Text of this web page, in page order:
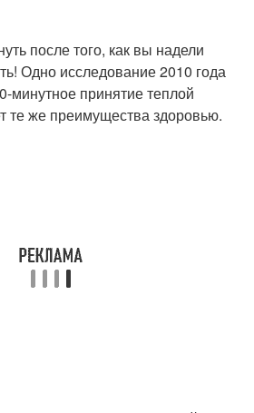
после того, как вы надели
Одно исследование 2010 года
минутное принятие теплой
те же преимущества здоровью.